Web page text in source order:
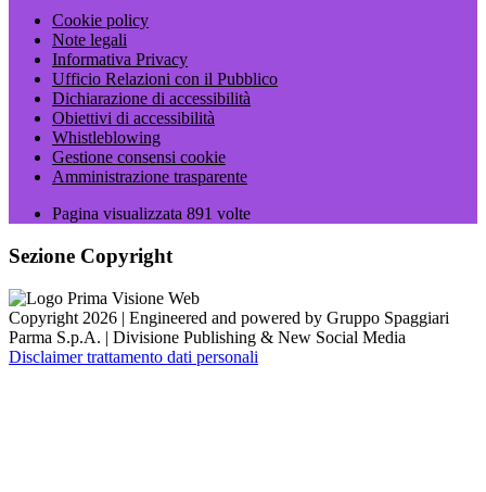
Cookie policy
Note legali
Informativa Privacy
Ufficio Relazioni con il Pubblico
Dichiarazione di accessibilità
Obiettivi di accessibilità
Whistleblowing
Gestione consensi cookie
Amministrazione trasparente
Pagina visualizzata 891 volte
Sezione Copyright
Copyright 2026 | Engineered and powered by Gruppo Spaggiari
Parma S.p.A. | Divisione Publishing & New Social Media
Disclaimer trattamento dati personali